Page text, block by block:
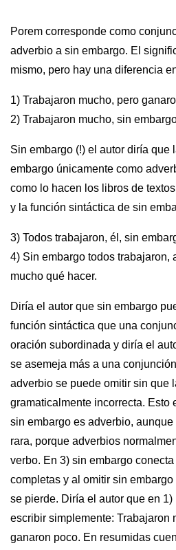
Porem corresponde como
adverbio a sin embargo. El
mismo, pero hay una diferencia
1) Trabajaron mucho, pero
2) Trabajaron mucho, sin
Sin embargo (!) el autor diría que
embargo únicamente como
como lo hacen los libros de
y la función sintáctica de sin
3) Todos trabajaron, él, sin
4) Sin embargo todos trabajaron,
mucho qué hacer.
Diría el autor que sin embargo
función sintáctica que una
oración subordinada y diría el
se asemeja más a una
adverbio se puede omitir sin que
gramaticalmente incorrecta. Esto
sin embargo es adverbio,
rara, porque adverbios
verbo. En 3) sin embargo
completas y al omitir sin
se pierde. Diría el autor que en
escribir simplemente: Trabajaron
ganaron poco. En resumidas